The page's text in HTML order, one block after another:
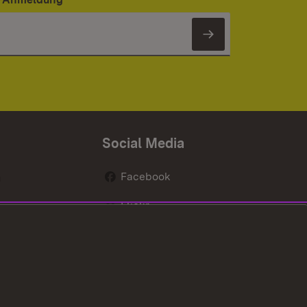
Newsletter
Social Media
Facebook
Flickr